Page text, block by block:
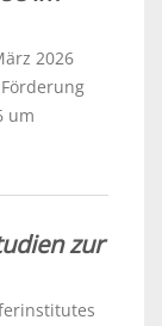
2026
um
zur